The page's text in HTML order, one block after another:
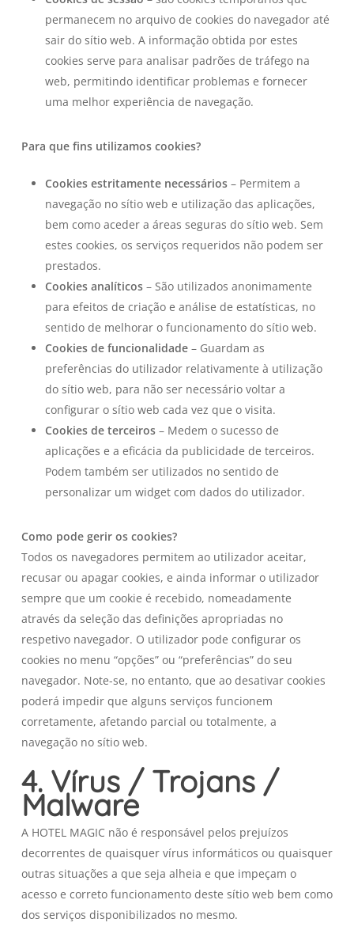
permanecem no arquivo de cookies do navegador até
sair do sítio web. A informação obtida por estes
cookies serve para analisar padrões de tráfego na
web, permitindo identificar problemas e fornecer
uma melhor experiência de navegação.
Para que fins utilizamos cookies?
Cookies estritamente necessários– Permitem a
navegação no sítio web e utilização das aplicações,
bem como aceder a áreas seguras do sítio web. Sem
estes cookies, os serviços requeridos não podem ser
prestados.
Cookies analíticos– São utilizados anonimamente
para efeitos de criação e análise de estatísticas, no
sentido de melhorar o funcionamento do sítio web.
Cookies de funcionalidade– Guardam as
preferências do utilizador relativamente à utilização
do sítio web, para não ser necessário voltar a
configurar o sítio web cada vez que o visita.
Cookies de terceiros– Medem o sucesso de
aplicações e a eficácia da publicidade de terceiros.
Podem também ser utilizados no sentido de
personalizar um widget com dados do utilizador.
Como pode gerir os cookies?
Todos os navegadores permitem ao utilizador aceitar,
recusar ou apagar cookies, e ainda informar o utilizador
sempre que um cookie é recebido, nomeadamente
através da seleção das definições apropriadas no
respetivo navegador. O utilizador pode configurar os
cookies no menu “opções” ou “preferências” do seu
navegador. Note-se, no entanto, que ao desativar cookies
poderá impedir que alguns serviços funcionem
corretamente, afetando parcial ou totalmente, a
navegação no sítio web.
4. Vírus / Trojans /
Malware
A HOTEL MAGIC não é responsável pelos prejuízos
decorrentes de quaisquer vírus informáticos ou quaisquer
outras situações a que seja alheia e que impeçam o
acesso e correto funcionamento deste sítio web bem como
dos serviços disponibilizados no mesmo.